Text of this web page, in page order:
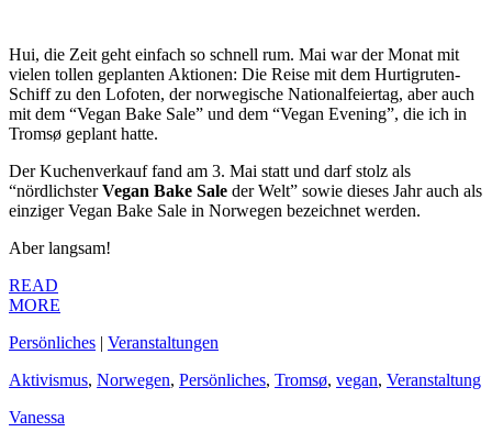
Hui, die Zeit geht einfach so schnell rum. Mai war der Monat mit
vielen tollen geplanten Aktionen: Die Reise mit dem Hurtigruten-
Schiff zu den Lofoten, der norwegische Nationalfeiertag, aber auch
mit dem “Vegan Bake Sale” und dem “Vegan Evening”, die ich in
Tromsø geplant hatte.
Der Kuchenverkauf fand am 3. Mai statt und darf stolz als
“nördlichsterVegan Bake Sale der Welt” sowie dieses Jahr auch als
einziger Vegan Bake Sale in Norwegen bezeichnet werden.
Aber langsam!
READ
MORE
Persönliches | Veranstaltungen
Aktivismus, Norwegen, Persönliches, Tromsø, vegan, Veranstaltung
Vanessa